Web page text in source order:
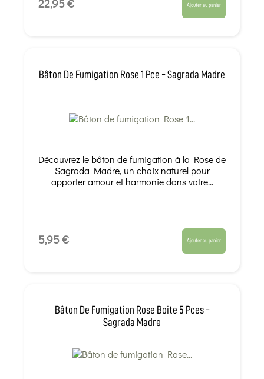
22,95 € Ajouter au panier
Bâton De Fumigation Rose 1 Pce - Sagrada Madre
Découvrez le bâton de fumigation à la Rose de
Sagrada Madre, un choix naturel pour
apporter amour et harmonie dans votre...
5,95 € Ajouter au panier
Bâton De Fumigation Rose Boite 5 Pces -
Sagrada Madre